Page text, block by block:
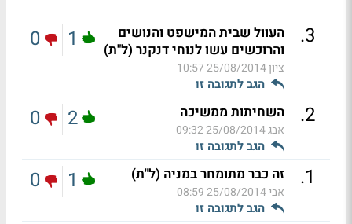
3
.
העוול שבית המישפט והנושים
והרוכשים עשו לנוחי דנקנר (ל"ת)
ציון25/08/2014 10:57
הגב לתגובה זו
1
0
2
. השחיתות ממשיכה
אבג25/08/2014 09:32
הגב לתגובה זו
2
0
1
. זה כבר מתומחר במניה (ל"ת)
אבי25/08/2014 08:59
הגב לתגובה זו
1
0